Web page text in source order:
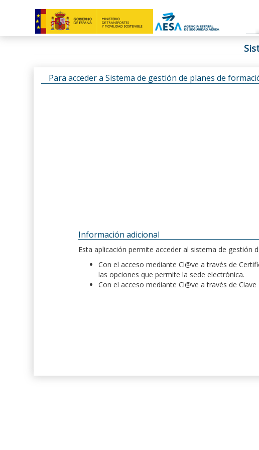
Para acceder a Sistema de gestión de planes de
Información adicional
Esta aplicación permite acceder al sistema de gestión
Con el acceso mediante Cl@ve a través de
las opciones que permite la sede electrónica.
Con el acceso mediante Cl@ve a través de